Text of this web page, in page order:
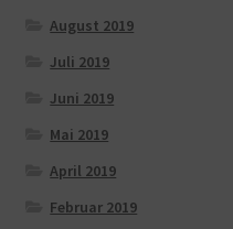
August 2019
Juli 2019
Juni 2019
Mai 2019
April 2019
Februar 2019